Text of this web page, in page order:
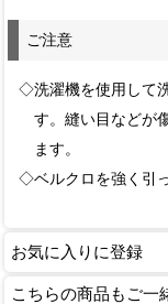
ご注意
◇洗濯機を使用して
す。縫い目などが
ます。
◇ベルクロを強く引
お気に入りに登録
こちらの商品もご一